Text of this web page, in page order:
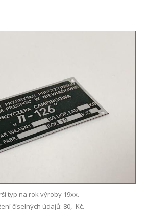
typ na rok výroby 19xx.
číselných údajů: 80,- Kč.